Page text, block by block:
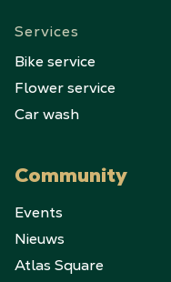
Services
Bike service
Flower service
Car wash
Community
Events
Nieuws
Atlas Square